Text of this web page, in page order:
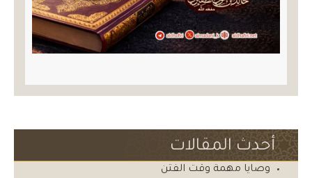
أحدث المقالات
وصايا مهمة وقت الفتن